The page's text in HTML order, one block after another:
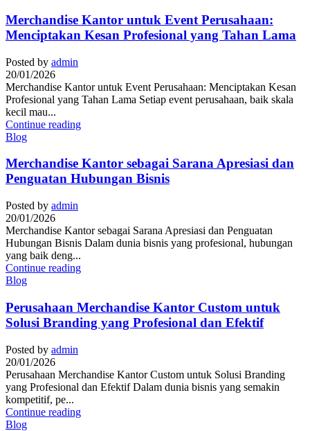
Merchandise Kantor untuk Event Perusahaan:
Menciptakan Kesan Profesional yang Tahan Lama
Posted by admin
20/01/2026
Merchandise Kantor untuk Event Perusahaan: Menciptakan Kesan
Profesional yang Tahan Lama Setiap event perusahaan, baik skala
kecil mau...
Continue reading
Blog
Merchandise Kantor sebagai Sarana Apresiasi dan
Penguatan Hubungan Bisnis
Posted by admin
20/01/2026
Merchandise Kantor sebagai Sarana Apresiasi dan Penguatan
Hubungan Bisnis Dalam dunia bisnis yang profesional, hubungan
yang baik deng...
Continue reading
Blog
Perusahaan Merchandise Kantor Custom untuk
Solusi Branding yang Profesional dan Efektif
Posted by admin
20/01/2026
Perusahaan Merchandise Kantor Custom untuk Solusi Branding
yang Profesional dan Efektif Dalam dunia bisnis yang semakin
kompetitif, pe...
Continue reading
Blog